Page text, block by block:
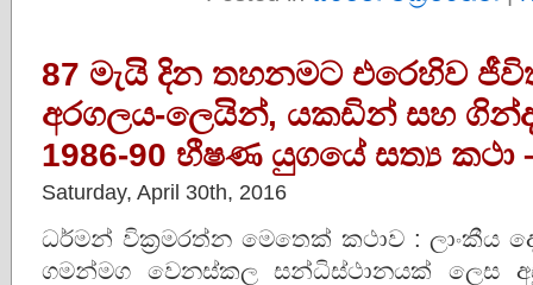
87 මැයි දින තහනමට එරෙහිව
අරගලය-ලෙයින්, යකඩින් සහ
1986-90 භීෂණ යුගයේ සත්‍ය කථා
Saturday, April 30th, 2016
ධර්මන් වික්‍රමරත්න මෙතෙක් කථාව : ලාංකීය
ගමන්මග වෙනස්කල සන්ධිස්ථානයක් ලෙස